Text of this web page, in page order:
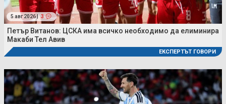
5 авг 2026 | 3
Петър Витанов: ЦСКА има всичко необходимо да елиминира
Макаби Тел Авив
ЕКСПЕРТЪТ ГОВОРИ